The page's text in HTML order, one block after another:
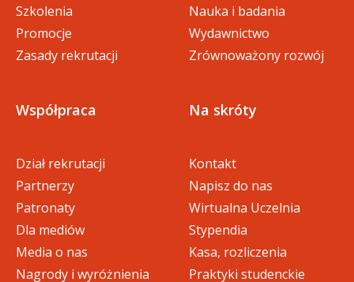
Szkolenia
Promocje
Zasady rekrutacji
Nauka i badania
Wydawnictwo
Zrównoważony rozwój
Współpraca
Dział rekrutacji
Partnerzy
Patronaty
Dla mediów
Media o nas
Nagrody i wyróżnienia
Na skróty
Kontakt
Napisz do nas
Wirtualna Uczelnia
Stypendia
Kasa, rozliczenia
Praktyki studenckie